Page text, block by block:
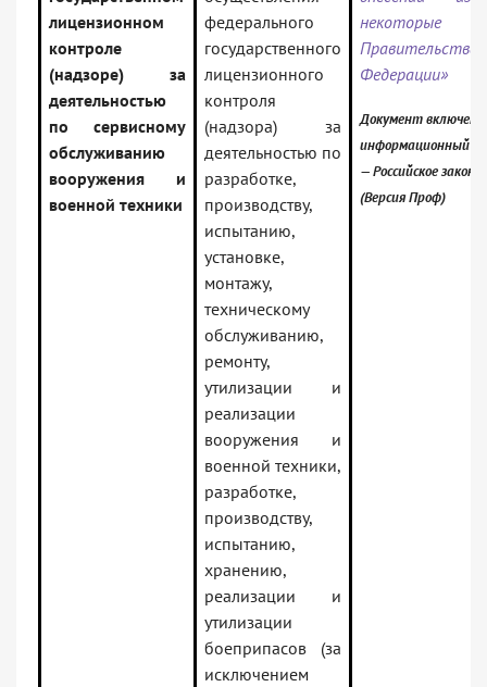
лицензионном
контроле
(надзоре) за
деятельностью
по сервисному
обслуживанию
вооружения и
военной техники
федерального
государственного
лицензионного
контроля
(надзора) за
деятельностью по
разработке,
производству,
испытанию,
установке,
монтажу,
техническому
обслуживанию,
ремонту,
утилизации и
реализации
вооружения и
военной техники,
разработке,
производству,
испытанию,
хранению,
реализации и
утилизации
боеприпасов (за
исключением
Правительства
Федерации»
Документ включен в
информационный
— Российское
(Версия Проф)